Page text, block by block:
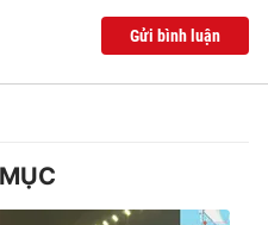
Gửi bình luận